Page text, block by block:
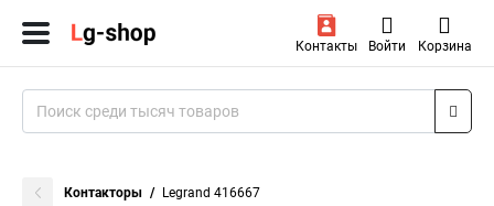
Контакты Войти Корзина
Контакторы Legrand 416667